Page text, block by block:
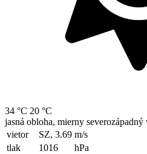
34 °C 20 °C
jasná obloha, mierny severozápadný
vietor
SZ, 3.69 m/s
tlak
1016
hPa